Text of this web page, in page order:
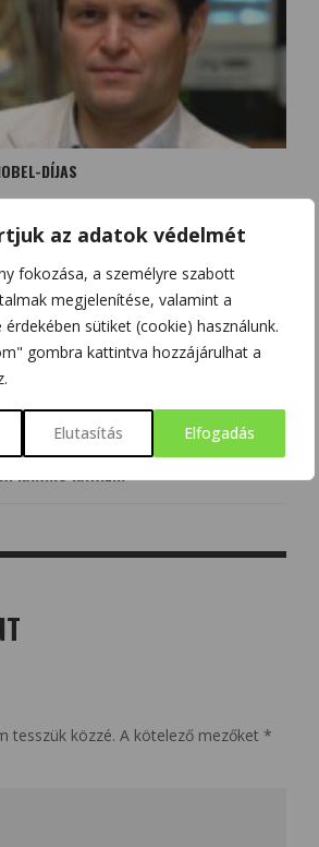
az adatok védelmét
fokozása, a személyre szabott
megjelenítése, valamint a
sütiket (cookie) használunk.
gombra kattintva hozzájárulhat a
Elutasítás Elfogadás
DÍJAS
KARIKÓ KATALIN
tesszük közzé. A kötelező mezőket *